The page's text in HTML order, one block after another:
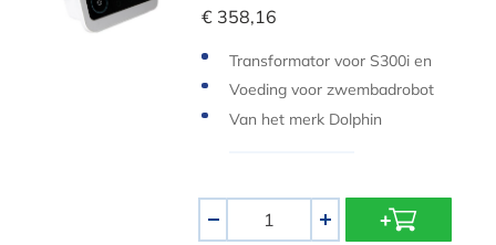
€ 358,16
Transformator voor S300i en
S300BIO
Voeding voor zwembadrobot
Van het merk Dolphin
+